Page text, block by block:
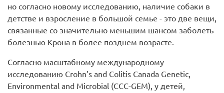
но согласно новому исследованию, наличие собаки в
детстве и взросление в большой семье - это две вещи,
связанные со значительно меньшим шансом заболеть
болезнью Крона в более позднем возрасте.
Согласно масштабному международному
исследованию Crohn’s and Colitis Canada Genetic,
Environmental and Microbial (CCC-GEM), у детей,